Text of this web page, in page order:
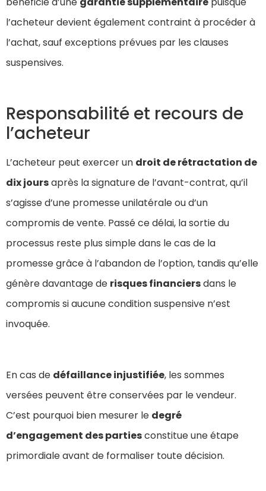
l’acheteur devient également contraint à procéder à
l’achat, sauf exceptions prévues par les clauses
suspensives.
Responsabilité et recours de
l’acheteur
L’acheteur peut exercer un droit de rétractation de
dix joursaprès la signature de l’avant-contrat, qu’il
s’agisse d’une promesse unilatérale ou d’un
compromis de vente. Passé ce délai, la sortie du
processus reste plus simple dans le cas de la
promesse grâce à l’abandon de l’option, tandis qu’elle
génère davantage de risques financiersdans le
compromis si aucune condition suspensive n’est
invoquée.
En cas de défaillance injustifiée, les sommes
versées peuvent être conservées par le vendeur.
C’est pourquoi bien mesurer le degré
d’engagement des partiesconstitue une étape
primordiale avant de formaliser toute décision.